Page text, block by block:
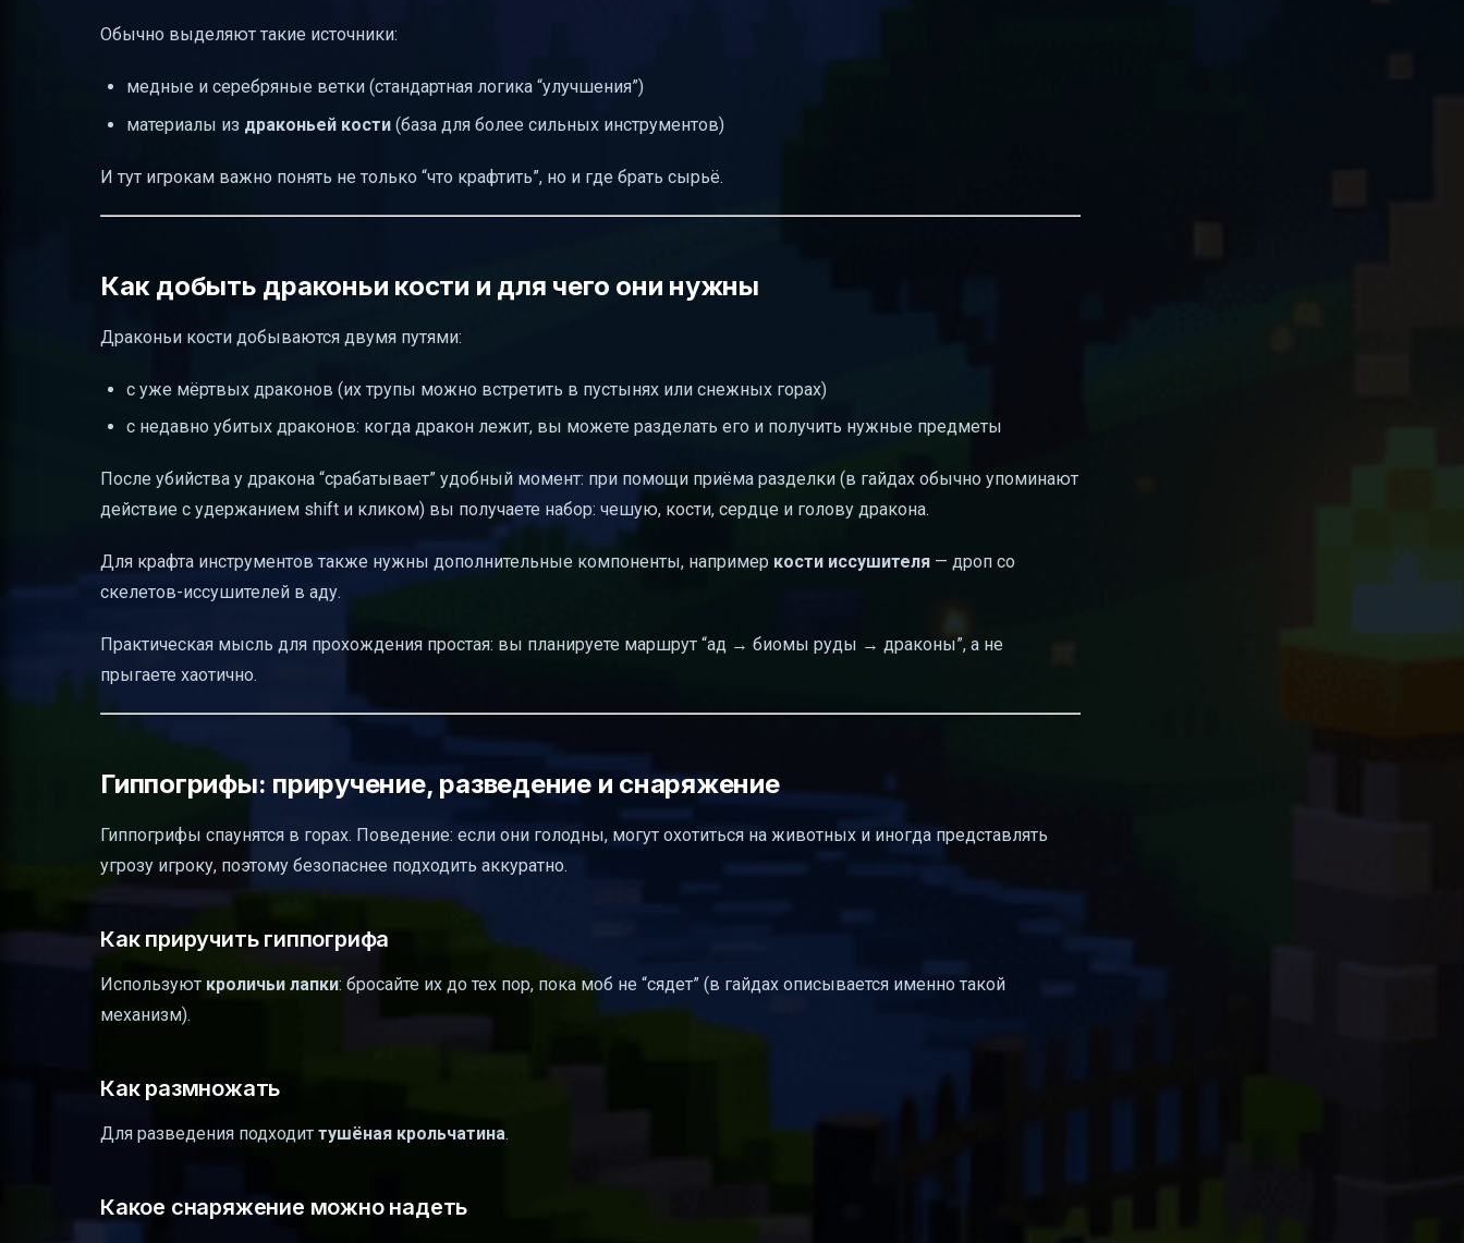
Обычно выделяют такие источники:
медные и серебряные ветки (стандартная логика “улучшения”)
материалы из драконьей кости (база для более сильных инструментов)
И тут игрокам важно понять не только “что крафтить”, но и где брать сырьё.
Как добыть драконьи кости и для чего они нужны
Драконьи кости добываются двумя путями:
с уже мёртвых драконов (их трупы можно встретить в пустынях или снежных горах)
с недавно убитых драконов: когда дракон лежит, вы можете разделать его и получить нужные предметы
После убийства у дракона “срабатывает” удобный момент: при помощи приёма разделки (в гайдах обычно упоминают
действие с удержанием shift и кликом) вы получаете набор: чешую, кости, сердце и голову дракона.
Для крафта инструментов также нужны дополнительные компоненты, например кости иссушителя — дроп со
скелетов-иссушителей в аду.
Практическая мысль для прохождения простая: вы планируете маршрут “ад → биомы руды → драконы”, а не
прыгаете хаотично.
Гиппогрифы: приручение, разведение и снаряжение
Гиппогрифы спаунятся в горах. Поведение: если они голодны, могут охотиться на животных и иногда представлять
угрозу игроку, поэтому безопаснее подходить аккуратно.
Как приручить гиппогрифа
Используют кроличьи лапки: бросайте их до тех пор, пока моб не “сядет” (в гайдах описывается именно такой
механизм).
Как размножать
Для разведения подходит тушёная крольчатина.
Какое снаряжение можно надеть